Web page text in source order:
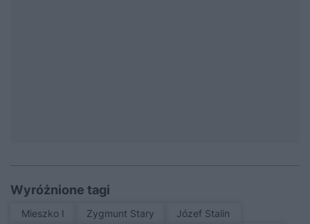
Wyróżnione tagi
Mieszko I Zygmunt Stary Józef Stalin